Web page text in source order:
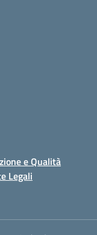
e Qualità
Legali